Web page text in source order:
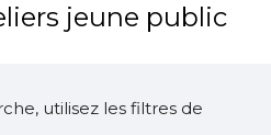
jeune public
utilisez les filtres de